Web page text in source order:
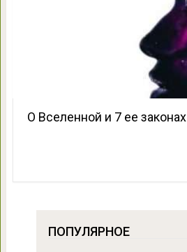
О Вселенной и 7 ее законах
ПОПУЛЯРНОЕ